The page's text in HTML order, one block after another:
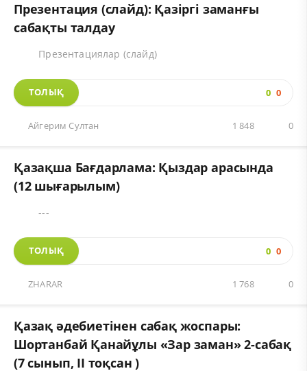
Презентация (слайд): Қазіргі заманғы
сабақты талдау
Презентациялар (слайд)
ТОЛЫҚ 0 0
Айгерим Султан 0
1 848
Қазақша Бағдарлама: Қыздар арасында
(12 шығарылым)
---
ТОЛЫҚ 0 0
ZHARAR 0
1 768
Қазақ әдебиетінен сабақ жоспары:
Шортанбай Қанайұлы «Зар заман» 2-сабақ
(7 сынып, II тоқсан )